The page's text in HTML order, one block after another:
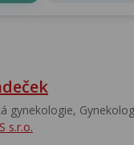
gynekologie,
s.r.o.